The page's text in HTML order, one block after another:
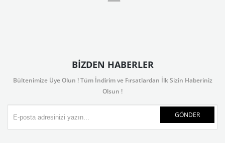
BIZDEN HABERLER
Bültenimize Üye Olun ! Tüm İndirim ve Fırsatlardan İlk Sizin Haberiniz
Olsun !
GÖNDER